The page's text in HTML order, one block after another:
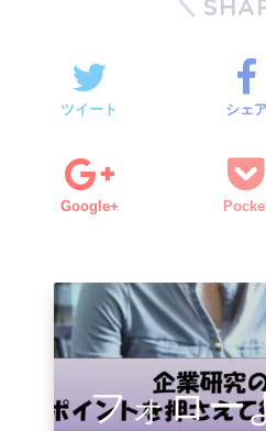
ツイート シェ
Google+
フォロー